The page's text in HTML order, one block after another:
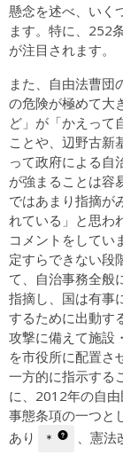
懸念を述べ、いく
ます。特に、252
が注目されます。
また、自由法曹団
の危険が極めて大
ど」が「かえって
ことや、辺野古新
って政府による自
が強まることは容
ではあまり指摘が
れている」と思わ
コメントをしてい
定すらできない段
て、自治事務全般
指摘し、国は有事
するために出動す
攻撃に備えて施設
を市役所に配置さ
一方的に指示する
に、2012年の自
事態条項の一つと
あり
＊ 、憲